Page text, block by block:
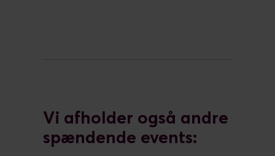
Vi afholder også andre
spændende events: